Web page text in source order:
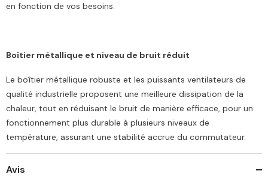
en fonction de vos besoins.
Boîtier métallique et niveau de bruit réduit
Le boîtier métallique robuste et les puissants ventilateurs de
qualité industrielle proposent une meilleure dissipation de la
chaleur, tout en réduisant le bruit de manière efficace, pour un
fonctionnement plus durable à plusieurs niveaux de
température, assurant une stabilité accrue du commutateur.
Avis